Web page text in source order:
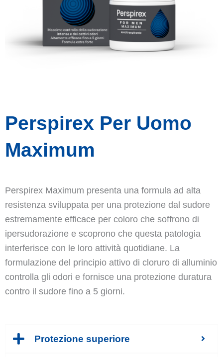
Perspirex Per Uomo
Maximum
Perspirex Maximum presenta una formula ad alta
resistenza sviluppata per una protezione dal sudore
estremamente efficace per coloro che soffrono di
ipersudorazione e scoprono che questa patologia
interferisce con le loro attività quotidiane. La
formulazione del principio attivo di cloruro di alluminio
controlla gli odori e fornisce una protezione duratura
contro il sudore fino a 5 giorni.
Protezione superiore